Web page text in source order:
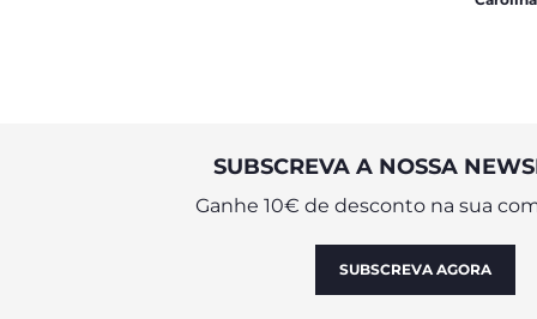
SUBSCREVA A NOSSA
Ganhe 10€ de desconto na sua
SUBSCREVA AGORA